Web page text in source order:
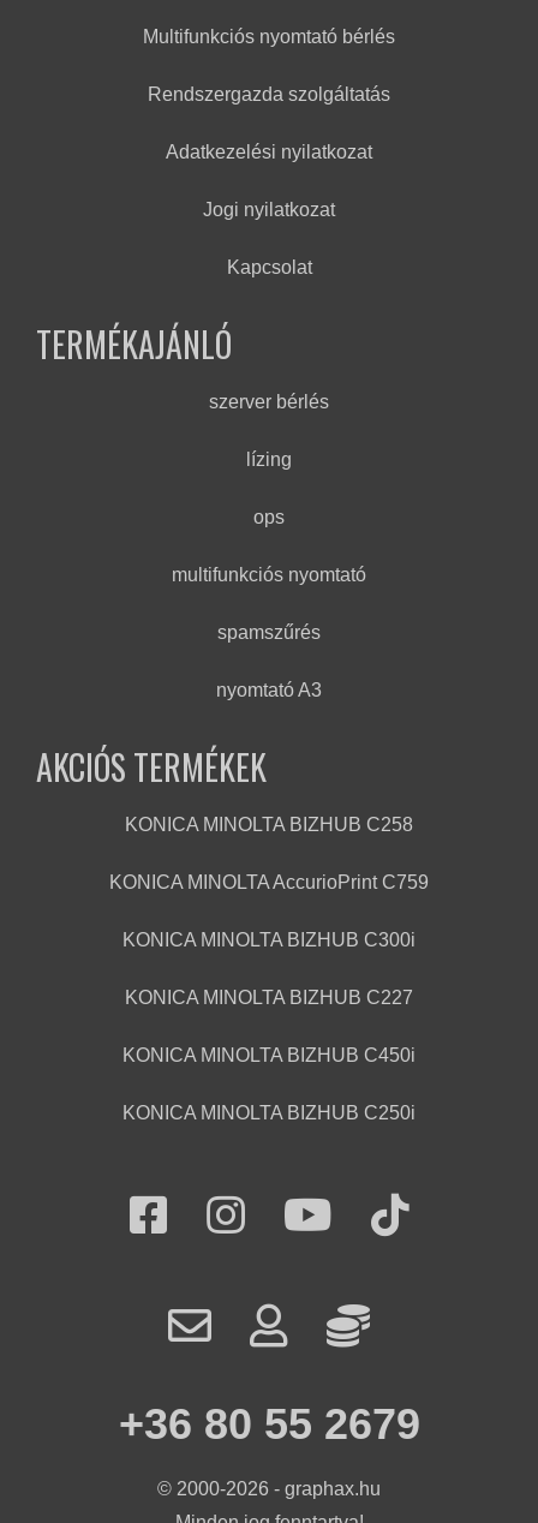
Multifunkciós nyomtató bérlés
Rendszergazda szolgáltatás
Adatkezelési nyilatkozat
Jogi nyilatkozat
Kapcsolat
TERMÉKAJÁNLÓ
szerver bérlés
lízing
ops
multifunkciós nyomtató
spamszűrés
nyomtató A3
AKCIÓS TERMÉKEK
KONICA MINOLTA BIZHUB C258
KONICA MINOLTA AccurioPrint C759
KONICA MINOLTA BIZHUB C300i
KONICA MINOLTA BIZHUB C227
KONICA MINOLTA BIZHUB C450i
KONICA MINOLTA BIZHUB C250i
+36 80 55 2679
© 2000-2026 - graphax.hu